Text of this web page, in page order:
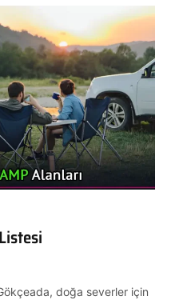
doğa severler için